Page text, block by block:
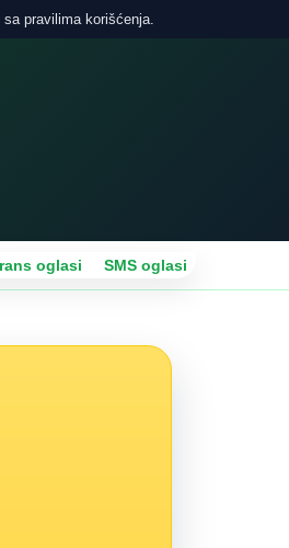
pravilima korišćenja.
oglasi SMS oglasi